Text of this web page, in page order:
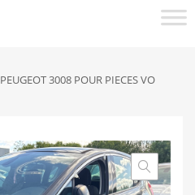
PEUGEOT 3008 POUR PIECES VO